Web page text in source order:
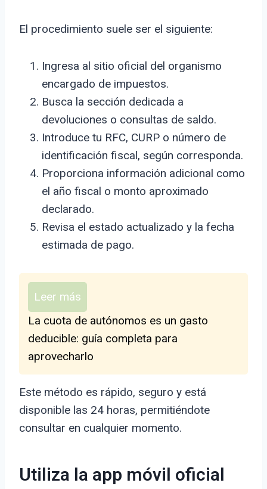
El procedimiento suele ser el siguiente:
Ingresa al sitio oficial del organismo
encargado de impuestos.
Busca la sección dedicada a
devoluciones o consultas de saldo.
Introduce tu RFC, CURP o número de
identificación fiscal, según corresponda.
Proporciona información adicional como
el año fiscal o monto aproximado
declarado.
Revisa el estado actualizado y la fecha
estimada de pago.
Leer más
La cuota de autónomos es un gasto
deducible: guía completa para
aprovecharlo
Este método es rápido, seguro y está
disponible las 24 horas, permitiéndote
consultar en cualquier momento.
Utiliza la app móvil oficial